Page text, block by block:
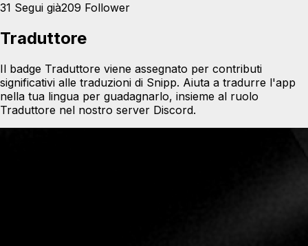
31 Segui già209 Follower
Traduttore
Il badge Traduttore viene assegnato per contributi
significativi alle traduzioni di Snipp. Aiuta a tradurre l'app
nella tua lingua per guadagnarlo, insieme al ruolo
Traduttore nel nostro server Discord.